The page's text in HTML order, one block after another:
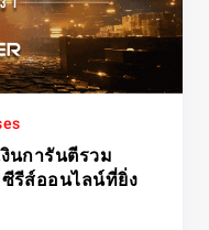
งินการันตีรวม
รีส์ออนไลน์ที่ยิ่ง